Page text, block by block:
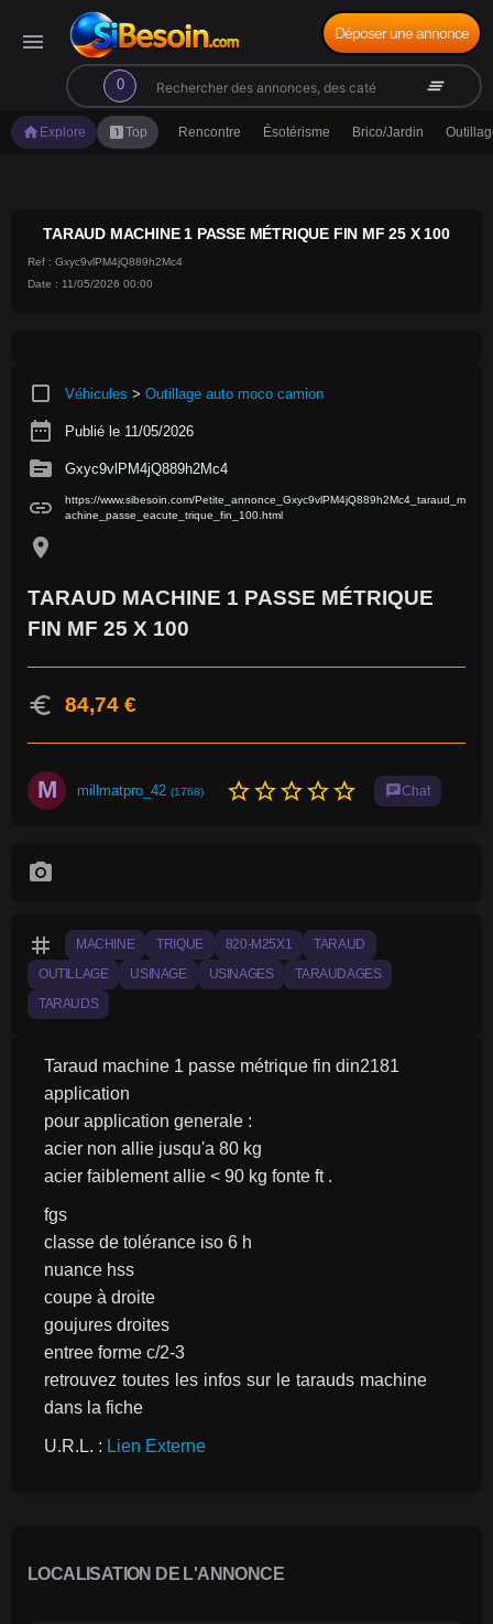
menu
0
search clear_all
Déposer une annonce
home Explore looks_oneTop Rencontre Ésotérisme Brico/Jardin
TARAUD MACHINE 1 PASSE MÉTRIQUE FIN MF 25 X 100
Ref : Gxyc9vlPM4jQ889h2Mc4
Date : 11/05/2026 00:00
crop_square Véhicules > Outillage auto moco camion
date_range Publié le 11/05/2026
source Gxyc9vlPM4jQ889h2Mc4
link
https://www.sibesoin.com/Petite_annonce_Gxyc9vlPM4jQ889h2Mc4_taraud_m
achine_passe_eacute_trique_fin_100.html
location_on
TARAUD MACHINE 1 PASSE MÉTRIQUE
FIN MF 25 X 100
euro 84,74 €
M millmatpro_42 (1768) star_borderstar_borderstar_borderstar_borderstar_border chatChat
photo_camera
tag MACHINE TRIQUE 820-M25X1 TARAUD
OUTILLAGE USINAGE USINAGES TARAUDAGES
TARAUDS
Taraud machine 1 passe métrique fin din2181
application
pour application generale :
acier non allie jusqu'a 80 kg
acier faiblement allie < 90 kg fonte ft .
fgs
classe de tolérance iso 6 h
nuance hss
coupe à droite
goujures droites
entree forme c/2-3
retrouvez toutes les infos sur le tarauds machine
dans la fiche
U.R.L. : Lien Externe
LOCALISATION DE L'ANNONCE